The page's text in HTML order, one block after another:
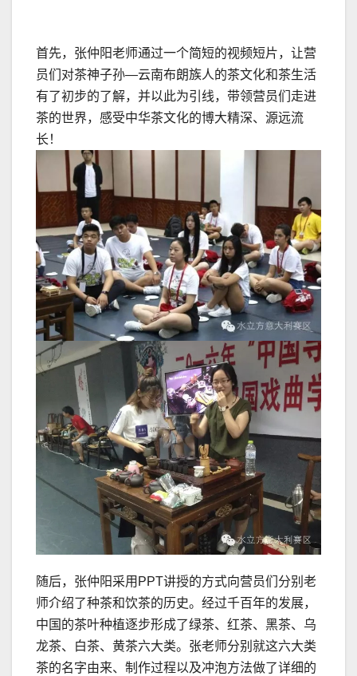
首先，张仲阳老师通过一个简短的视频短片，让营
员们对茶神子孙—云南布朗族人的茶文化和茶生活
有了初步的了解，并以此为引线，带领营员们走进
茶的世界，感受中华茶文化的博大精深、源远流
长！
随后，张仲阳采用PPT讲授的方式向营员们分别老
师介绍了种茶和饮茶的历史。经过千百年的发展，
中国的茶叶种植逐步形成了绿茶、红茶、黑茶、乌
龙茶、白茶、黄茶六大类。张老师分别就这六大类
茶的名字由来、制作过程以及冲泡方法做了详细的